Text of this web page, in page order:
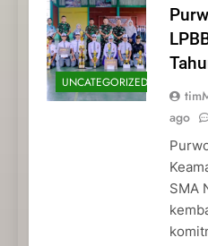
UNCATEGORIZED
ago
SMA